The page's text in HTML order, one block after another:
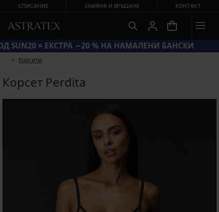
СПИСАНИЕ ЗАМЯНА И ВРЪЩАНЕ КОНТАКТ
КОД SUN20 = ЕКСТРА −20 % НА НАМАЛЕНИ БАНСКИ
Корсети
Корсет Perdita